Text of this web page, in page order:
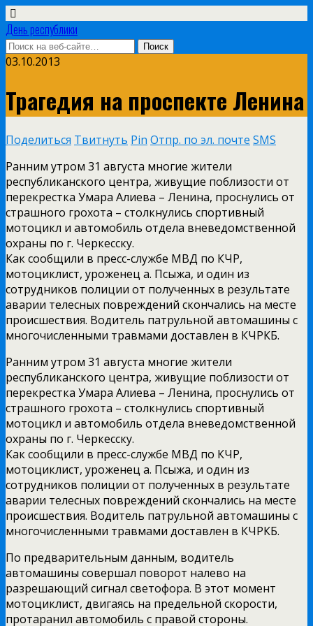
День республики
03.10.2013
Трагедия на проспекте Ленина
Поделиться Твитнуть Pin Отпр. по эл. почте SMS
Ранним утром 31 августа многие жители
республиканского центра, живущие поблизости от
перекрестка Умара Алиева – Ленина, проснулись от
страшного грохота – столкнулись спортивный
мотоцикл и автомобиль отдела вневедомственной
охраны по г. Черкесску.
Как сообщили в пресс-службе МВД по КЧР,
мотоциклист, уроженец а. Псыжа, и один из
сотрудников полиции от полученных в результате
аварии телесных повреждений скончались на месте
происшествия. Водитель патрульной автомашины с
многочисленными травмами доставлен в КЧРКБ.
Ранним утром 31 августа многие жители
республиканского центра, живущие поблизости от
перекрестка Умара Алиева – Ленина, проснулись от
страшного грохота – столкнулись спортивный
мотоцикл и автомобиль отдела вневедомственной
охраны по г. Черкесску.
Как сообщили в пресс-службе МВД по КЧР,
мотоциклист, уроженец а. Псыжа, и один из
сотрудников полиции от полученных в результате
аварии телесных повреждений скончались на месте
происшествия. Водитель патрульной автомашины с
многочисленными травмами доставлен в КЧРКБ.
По предварительным данным, водитель
автомашины совершал поворот налево на
разрешающий сигнал светофора. В этот момент
мотоциклист, двигаясь на предельной скорости,
протаранил автомобиль с правой стороны.